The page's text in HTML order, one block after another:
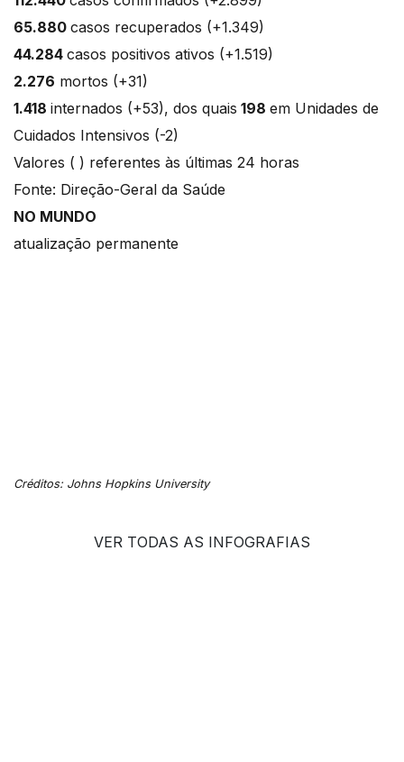
65.880 casos recuperados (+1.349)
44.284 casos positivos ativos (+1.519)
2.276 mortos (+31)
1.418 internados (+53), dos quais 198 em Unidades de
Cuidados Intensivos (-2)
Valores ( ) referentes às últimas 24 horas
Fonte: Direção-Geral da Saúde
NO MUNDO
atualização permanente
Créditos: Johns Hopkins University
VER TODAS AS INFOGRAFIAS